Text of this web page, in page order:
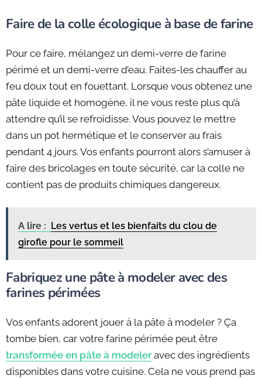
Faire de la colle écologique à base de farine
Pour ce faire, mélangez un demi-verre de farine
périmé et un demi-verre d’eau. Faites-les chauffer au
feu doux tout en fouettant. Lorsque vous obtenez une
pâte liquide et homogène, il ne vous reste plus qu’à
attendre qu’il se refroidisse. Vous pouvez le mettre
dans un pot hermétique et le conserver au frais
pendant 4 jours. Vos enfants pourront alors s’amuser à
faire des bricolages en toute sécurité, car la colle ne
contient pas de produits chimiques dangereux.
A lire :
Les vertus et les bienfaits du clou de
girofle pour le sommeil
Fabriquez une pâte à modeler avec des
farines périmées
Vos enfants adorent jouer à la pâte à modeler ? Ça
tombe bien, car votre farine périmée peut être
transformée en pâte à modeler avec des ingrédients
disponibles dans votre cuisine. Cela ne vous prend pas